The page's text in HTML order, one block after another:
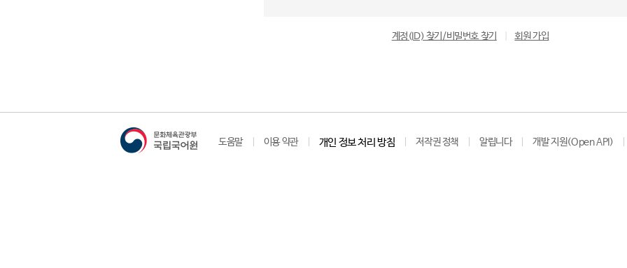
계정(ID) 찾기/비밀번호 찾기 회원 가입
도움말 이용 약관 개인 정보 처리 방침 저작권 정책 알립니다 개발 지원(Open API)